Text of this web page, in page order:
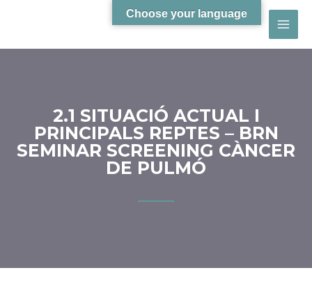
2.1 SITUACIÓ ACTUAL I
PRINCIPALS REPTES – BRN
SEMINAR SCREENING CÀNCER
DE PULMÓ
Choose your language